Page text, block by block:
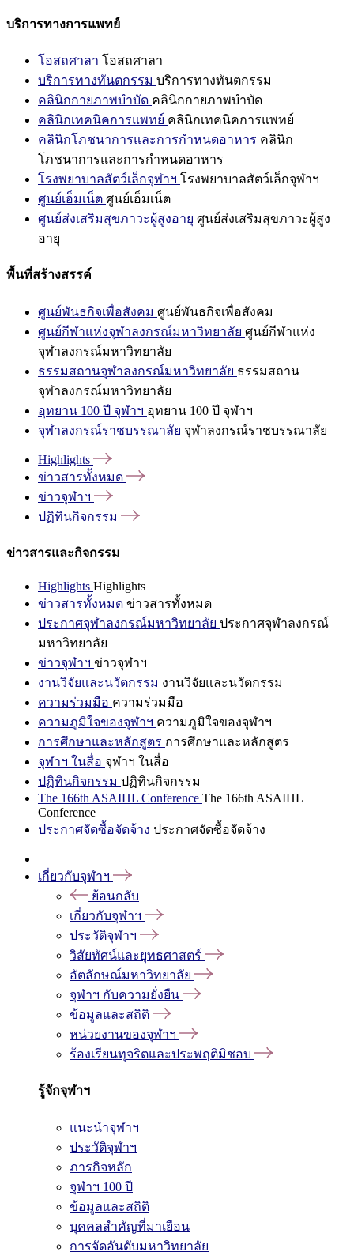
บริการทางการแพทย์
โอสถศาลา โอสถศาลา
บริการทางทันตกรรม บริการทางทันตกรรม
คลินิกกายภาพบำบัด คลินิกกายภาพบำบัด
คลินิกเทคนิคการแพทย์ คลินิกเทคนิคการแพทย์
คลินิกโภชนาการและการกำหนดอาหาร คลินิก
โภชนาการและการกำหนดอาหาร
โรงพยาบาลสัตว์เล็กจุฬาฯ โรงพยาบาลสัตว์เล็กจุฬาฯ
ศูนย์เอ็มเน็ต ศูนย์เอ็มเน็ต
ศูนย์ส่งเสริมสุขภาวะผู้สูงอายุ ศูนย์ส่งเสริมสุขภาวะผู้สูง
อายุ
พื้นที่สร้างสรรค์
ศูนย์พันธกิจเพื่อสังคม ศูนย์พันธกิจเพื่อสังคม
ศูนย์กีฬาแห่งจุฬาลงกรณ์มหาวิทยาลัย ศูนย์กีฬาแห่ง
จุฬาลงกรณ์มหาวิทยาลัย
ธรรมสถานจุฬาลงกรณ์มหาวิทยาลัย ธรรมสถาน
จุฬาลงกรณ์มหาวิทยาลัย
อุทยาน 100 ปี จุฬาฯ อุทยาน 100 ปี จุฬาฯ
จุฬาลงกรณ์ราชบรรณาลัย จุฬาลงกรณ์ราชบรรณาลัย
Highlights
ข่าวสารทั้งหมด
ข่าวจุฬาฯ
ปฏิทินกิจกรรม
ข่าวสารและกิจกรรม
Highlights Highlights
ข่าวสารทั้งหมด ข่าวสารทั้งหมด
ประกาศจุฬาลงกรณ์มหาวิทยาลัย ประกาศจุฬาลงกรณ์
มหาวิทยาลัย
ข่าวจุฬาฯ ข่าวจุฬาฯ
งานวิจัยและนวัตกรรม งานวิจัยและนวัตกรรม
ความร่วมมือ ความร่วมมือ
ความภูมิใจของจุฬาฯ ความภูมิใจของจุฬาฯ
การศึกษาและหลักสูตร การศึกษาและหลักสูตร
จุฬาฯ ในสื่อ จุฬาฯ ในสื่อ
ปฏิทินกิจกรรม ปฏิทินกิจกรรม
The 166th ASAIHL Conference The 166th ASAIHL
Conference
ประกาศจัดซื้อจัดจ้าง ประกาศจัดซื้อจัดจ้าง
เกี่ยวกับจุฬาฯ
ย้อนกลับ
เกี่ยวกับจุฬาฯ
ประวัติจุฬาฯ
วิสัยทัศน์และยุทธศาสตร์
อัตลักษณ์มหาวิทยาลัย
จุฬาฯ กับความยั่งยืน
ข้อมูลและสถิติ
หน่วยงานของจุฬาฯ
ร้องเรียนทุจริตและประพฤติมิชอบ
รู้จักจุฬาฯ
แนะนำจุฬาฯ
ประวัติจุฬาฯ
ภารกิจหลัก
จุฬาฯ 100 ปี
ข้อมูลและสถิติ
บุคคลสำคัญที่มาเยือน
การจัดอันดับมหาวิทยาลัย